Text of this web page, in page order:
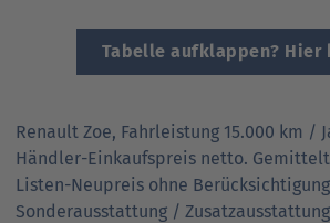
Tabelle aufklappen? Hier
Renault Zoe, Fahrleistung 15.000 km /
Händler-Einkaufspreis netto.
Listen-Neupreis ohne
Sonderausstattung /